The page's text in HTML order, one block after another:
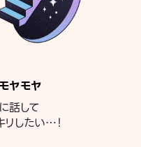
ヤモヤ
話して
リしたい…！